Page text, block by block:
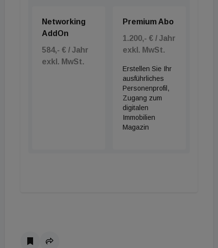
Networking
AddOn
584,- € / Jahr
exkl. MwSt.
Premium Abo
1.200,- € / Jahr
exkl. MwSt.
Erstellen Sie Ihr
ausführliches
Personenprofil,
Zugang zum
digitalen
Immobilien
Magazin